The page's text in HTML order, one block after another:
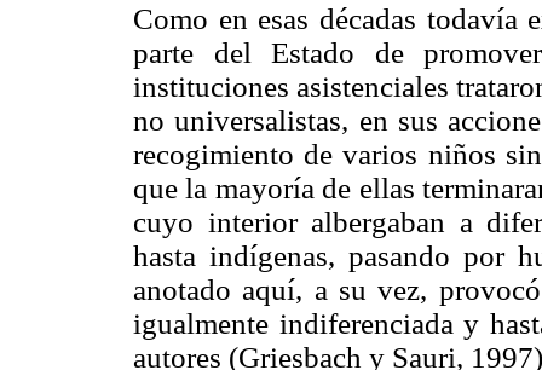
Como en esas décadas
parte del Estado de
instituciones asistenciales
no universalistas, en sus
recogimiento de varios niños
que la mayoría de ellas
cuyo interior albergaban a
hasta indígenas, pasando por
anotado aquí, a su vez,
igualmente indiferenciada y
autores (Griesbach y Sauri,